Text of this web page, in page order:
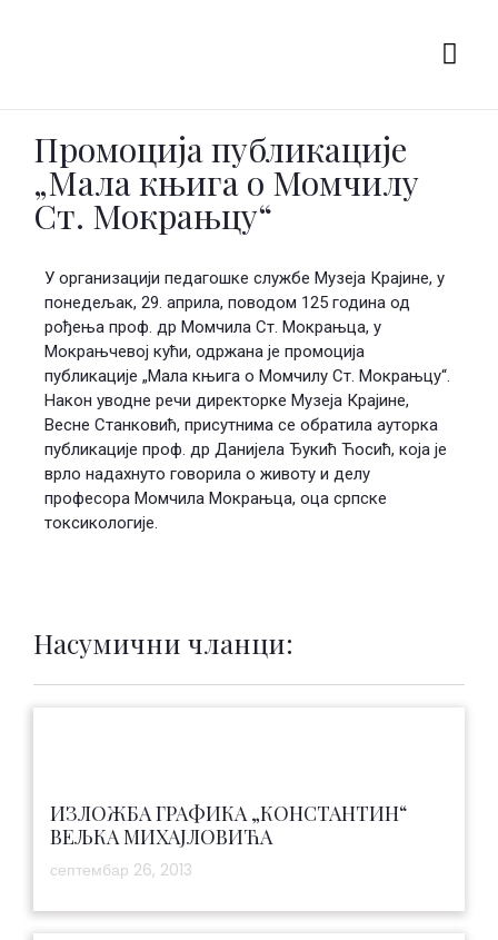
Промоција публикације
„Мала књига о Момчилу
Ст. Мокрањцу“
У организацији педагошке службе Музеја Крајине, у
понедељак, 29. априла, поводом 125 година од
рођења проф. др Момчила Ст. Мокрањца, у
Мокрањчевој кући, одржана је промоција
публикације „Мала књига о Момчилу Ст. Мокрањцу“.
Након уводне речи директорке Музеја Крајине,
Весне Станковић, присутнима се обратила ауторка
публикације проф. др Данијела Ђукић Ћосић, која је
врло надахнуто говорила о животу и делу
професора Момчила Мокрањца, оца српске
токсикологије.
Насумични чланци:
ИЗЛОЖБА ГРАФИКА „КОНСТАНТИН“
ВЕЉКА МИХАЈЛОВИЋА
септембар 26, 2013